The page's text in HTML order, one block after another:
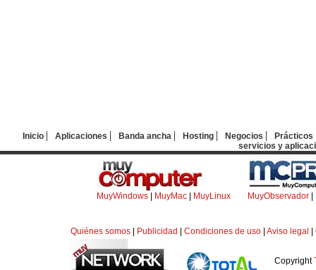
Inicio Aplicaciones Banda ancha Hosting Negocios
Prácticos
servicios y
MuyWindows MuyMac MuyLinux MuyObservador
Quiénes somos Publicidad Condiciones de uso Aviso legal
Copyright